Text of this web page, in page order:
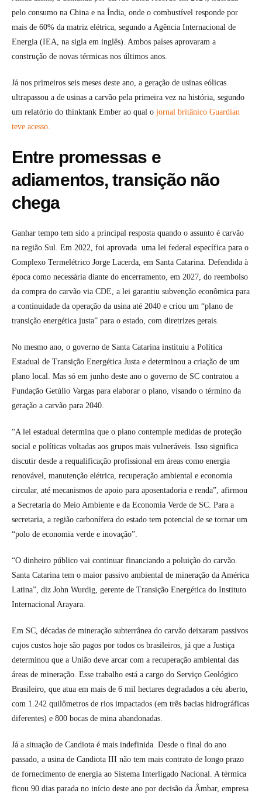
pelo consumo na China e na Índia, onde o combustível responde por
mais de 60% da matriz elétrica, segundo a Agência Internacional de
Energia (IEA, na sigla em inglês). Ambos países aprovaram a
construção de novas térmicas nos últimos anos.
Já nos primeiros seis meses deste ano, a geração de usinas eólicas
ultrapassou a de usinas a carvão pela primeira vez na história, segundo
um relatório do thinktank Ember ao qual o jornal britânico Guardian
teve acesso.
Entre promessas e
adiamentos, transição não
chega
Ganhar tempo tem sido a principal resposta quando o assunto é carvão
na região Sul. Em 2022, foi aprovada uma lei federal específica para o
Complexo Termelétrico Jorge Lacerda, em Santa Catarina. Defendida à
época como necessária diante do encerramento, em 2027, do reembolso
da compra do carvão via CDE, a lei garantiu subvenção econômica para
a continuidade da operação da usina até 2040 e criou um “plano de
transição energética justa” para o estado, com diretrizes gerais.
No mesmo ano, o governo de Santa Catarina instituiu a Política
Estadual de Transição Energética Justa e determinou a criação de um
plano local. Mas só em junho deste ano o governo de SC contratou a
Fundação Getúlio Vargas para elaborar o plano, visando o término da
geração a carvão para 2040.
“A lei estadual determina que o plano contemple medidas de proteção
social e políticas voltadas aos grupos mais vulneráveis. Isso significa
discutir desde a requalificação profissional em áreas como energia
renovável, manutenção elétrica, recuperação ambiental e economia
circular, até mecanismos de apoio para aposentadoria e renda”, afirmou
a Secretaria do Meio Ambiente e da Economia Verde de SC. Para a
secretaria, a região carbonífera do estado tem potencial de se tornar um
“polo de economia verde e inovação”.
“O dinheiro público vai continuar financiando a poluição do carvão.
Santa Catarina tem o maior passivo ambiental de mineração da América
Latina”, diz John Wurdig, gerente de Transição Energética do Instituto
Internacional Arayara.
Em SC, décadas de mineração subterrânea do carvão deixaram passivos
cujos custos hoje são pagos por todos os brasileiros, já que a Justiça
determinou que a União deve arcar com a recuperação ambiental das
áreas de mineração. Esse trabalho está a cargo do Serviço Geológico
Brasileiro, que atua em mais de 6 mil hectares degradados a céu aberto,
com 1.242 quilômetros de rios impactados (em três bacias hidrográficas
diferentes) e 800 bocas de mina abandonadas.
Já a situação de Candiota é mais indefinida. Desde o final do ano
passado, a usina de Candiota III não tem mais contrato de longo prazo
de fornecimento de energia ao Sistema Interligado Nacional. A térmica
ficou 90 dias parada no início deste ano por decisão da Âmbar, empresa